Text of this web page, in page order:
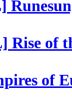
Rise of
of